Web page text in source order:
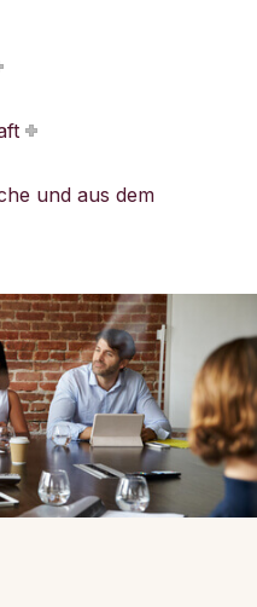
und aus dem